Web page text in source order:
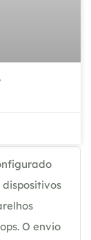
dispositivos
O envio